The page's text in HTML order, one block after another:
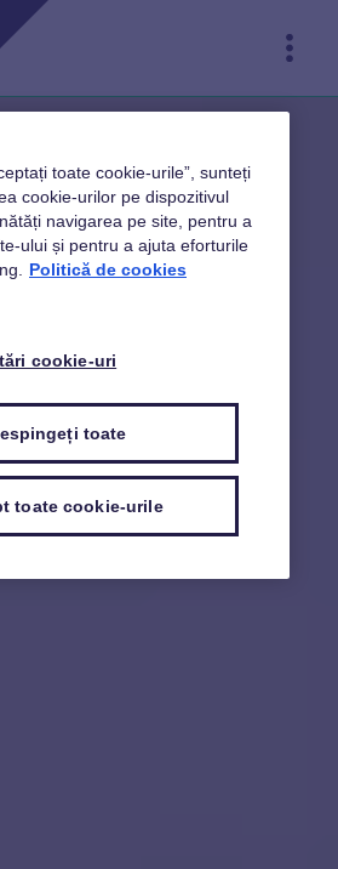
toate cookie-urile”, sunteți
cookie-urilor pe dispozitivul
navigarea pe site, pentru a
ului și pentru a ajuta eforturile
Politică de cookies
cookie-uri
toate
toate cookie-urile